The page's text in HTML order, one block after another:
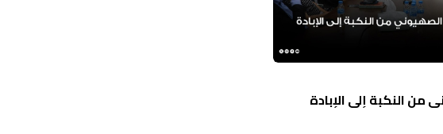
من النكبة إلى الإبادة